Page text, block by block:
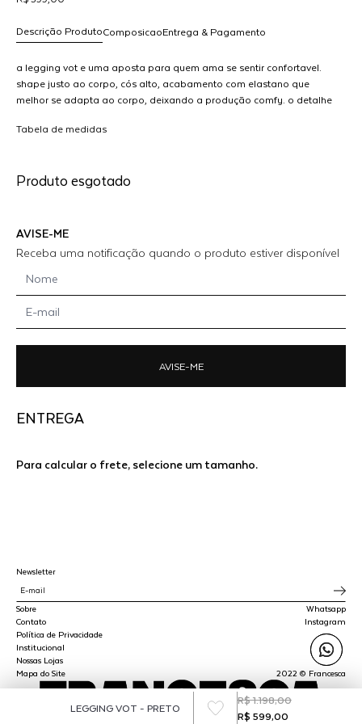
LEGGING VOT - PRETO
R$ 1.198,00
R$ 599,00
Composicao
Descrição Produto Entrega & Pagamento
a legging vot e uma aposta para quem ama se sentir confortavel.
shape justo ao corpo, cós alto, acabamento com elastano que
melhor se adapta ao corpo, deixando a produção comfy. o detalhe
para a peca MODELO VESTE 36
Tabela de medidas
Produto esgotado
AVISE-ME
Receba uma notificação quando o produto estiver disponível
AVISE-ME
ENTREGA
Para calcular o frete, selecione um tamanho.
Sobre
Contato
Política de Privacidade
Institucional
Nossas Lojas
Mapa do Site
Whatsapp
Instagram
2022 © Francesca
Newsletter
SPLY STUDIO LTDA - CNPJ 45.510.647/0001-00